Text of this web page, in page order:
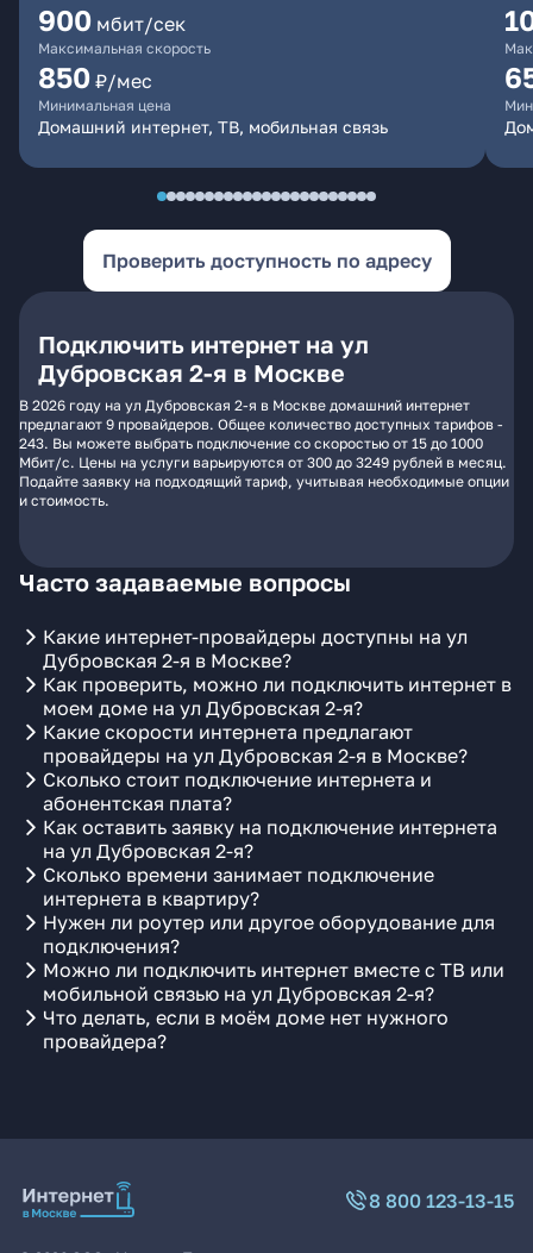
900 мбит/сек
Максимальная скорость
850 ₽/мес
Минимальная цена
Домашний интернет, ТВ, мобильная связь
Проверить доступность по адресу
Подключить интернет на ул
Дубровская 2-я в Москве
В 2026 году на ул Дубровская 2-я в Москве домашний интернет
предлагают 9 провайдеров. Общее количество доступных тарифов -
243. Вы можете выбрать подключение со скоростью от 15 до 1000
Мбит/с. Цены на услуги варьируются от 300 до 3249 рублей в месяц.
Подайте заявку на подходящий тариф, учитывая необходимые опции
и стоимость.
Часто задаваемые вопросы
Какие интернет-провайдеры доступны на ул
Дубровская 2-я в Москве?
Как проверить, можно ли подключить интернет в
моем доме на ул Дубровская 2-я?
Какие скорости интернета предлагают
провайдеры на ул Дубровская 2-я в Москве?
Сколько стоит подключение интернета и
абонентская плата?
Как оставить заявку на подключение интернета
на ул Дубровская 2-я?
Сколько времени занимает подключение
интернета в квартиру?
Нужен ли роутер или другое оборудование для
подключения?
Можно ли подключить интернет вместе с ТВ или
мобильной связью на ул Дубровская 2-я?
Что делать, если в моём доме нет нужного
провайдера?
8 800 123-13-15